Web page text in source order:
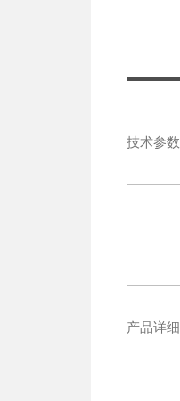
技术参数
产品详细